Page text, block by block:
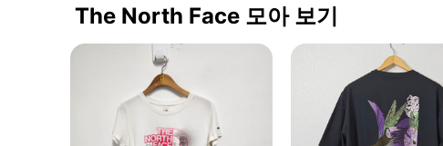
The North Face 모아 보기